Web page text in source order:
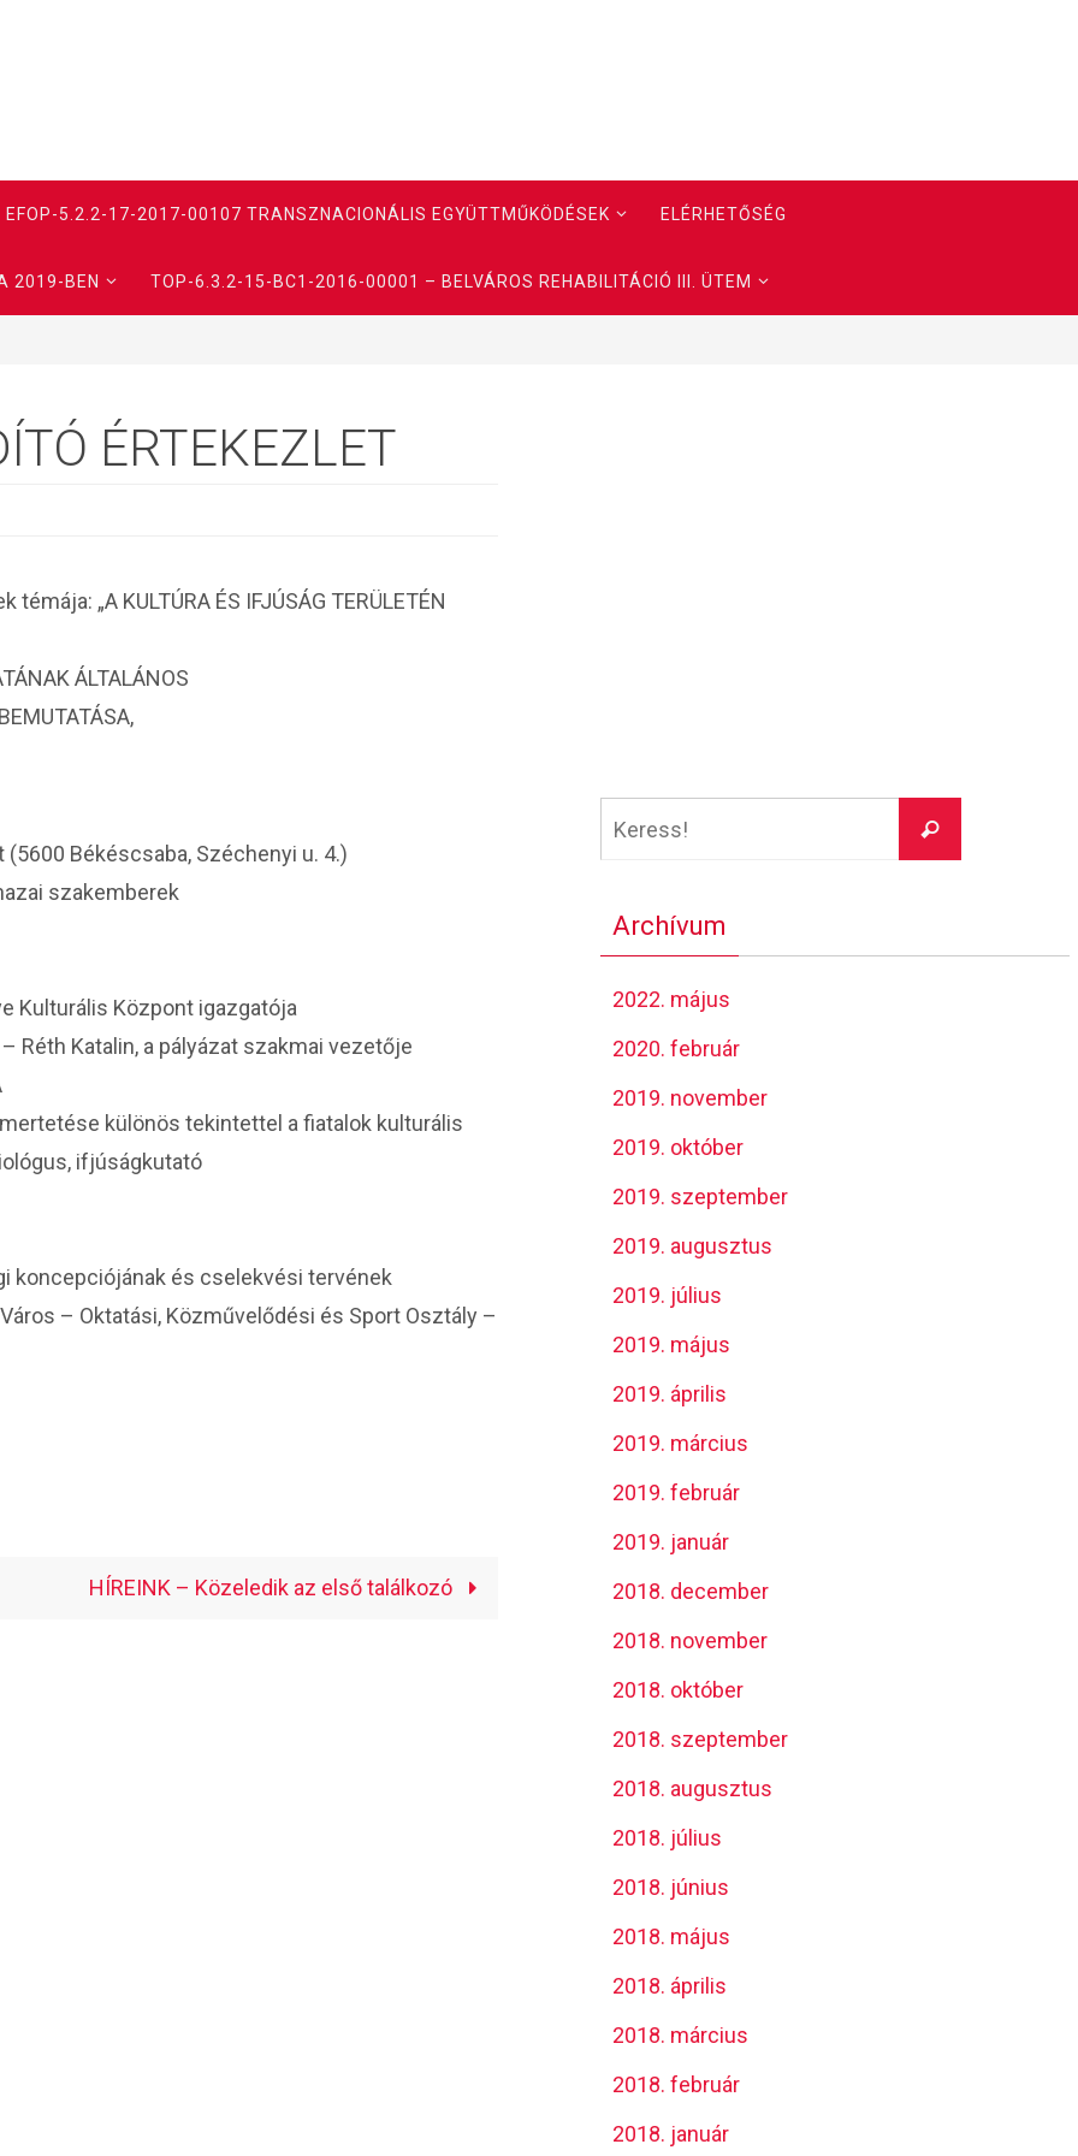
EFOP-5.2.2-17-2017-00107 TRANSZNACIONÁLIS EGYÜTTMŰKÖDÉSEK ELÉRHETŐSÉG
2019-BEN TOP-6.3.2-15-BC1-2016-00001 – BELVÁROS REHABILITÁCIÓ III. ÜTEM
ÉRTEKEZLET
„A KULTÚRA ÉS IFJÚSÁG TERÜLETÉN
ÁLTALÁNOS
Békéscsaba, Széchenyi u. 4.)
szakemberek
Kulturális Központ igazgatója
– Réth Katalin, a pályázat szakmai vezetője
különös tekintettel a fiatalok kulturális
ifjúságkutató
koncepciójának és cselekvési tervének
– Oktatási, Közművelődési és Sport Osztály –
HÍREINK – Közeledik az első találkozó
Keress!
Archívum
2022. május
2020. február
2019. november
2019. október
2019. szeptember
2019. augusztus
2019. július
2019. május
2019. április
2019. március
2019. február
2019. január
2018. december
2018. november
2018. október
2018. szeptember
2018. augusztus
2018. július
2018. június
2018. május
2018. április
2018. március
2018. február
2018. január